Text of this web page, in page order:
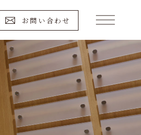
お問い合わせ